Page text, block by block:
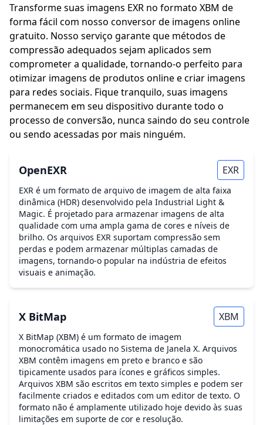
Transforme suas imagens EXR no formato XBM de
forma fácil com nosso conversor de imagens online
gratuito. Nosso serviço garante que métodos de
compressão adequados sejam aplicados sem
comprometer a qualidade, tornando-o perfeito para
otimizar imagens de produtos online e criar imagens
para redes sociais. Fique tranquilo, suas imagens
permanecem em seu dispositivo durante todo o
processo de conversão, nunca saindo do seu controle
ou sendo acessadas por mais ninguém.
OpenEXR EXR
EXR é um formato de arquivo de imagem de alta faixa
dinâmica (HDR) desenvolvido pela Industrial Light &
Magic. É projetado para armazenar imagens de alta
qualidade com uma ampla gama de cores e níveis de
brilho. Os arquivos EXR suportam compressão sem
perdas e podem armazenar múltiplas camadas de
imagens, tornando-o popular na indústria de efeitos
visuais e animação.
X BitMap XBM
X BitMap (XBM) é um formato de imagem
monocromática usado no Sistema de Janela X. Arquivos
XBM contêm imagens em preto e branco e são
tipicamente usados para ícones e gráficos simples.
Arquivos XBM são escritos em texto simples e podem ser
facilmente criados e editados com um editor de texto. O
formato não é amplamente utilizado hoje devido às suas
limitações em suporte de cor e resolução.